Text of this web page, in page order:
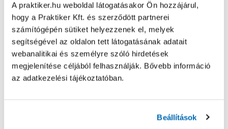
A praktiker.hu weboldal látogatásakor Ön hozzájárul,
hogy a Praktiker Kft. és szerződött partnerei
számítógépén sütiket helyezzenek el, melyek
segítségével az oldalon tett látogatásának adatait
webanalitikai és személyre szóló hirdetések
megjelenítése céljából felhasználják. Bővebb információ
az adatkezelési tájékoztatóban.
Beállítások
Oldal újratöltése